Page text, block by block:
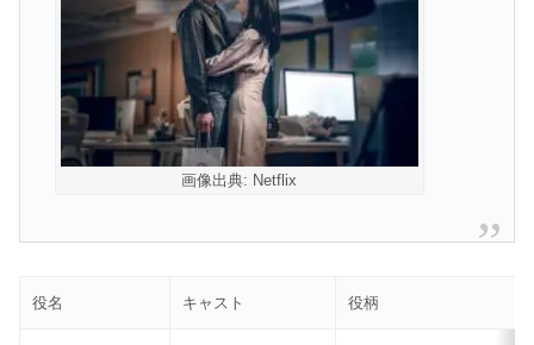
画像出典: Netflix
役名 キャスト 役柄